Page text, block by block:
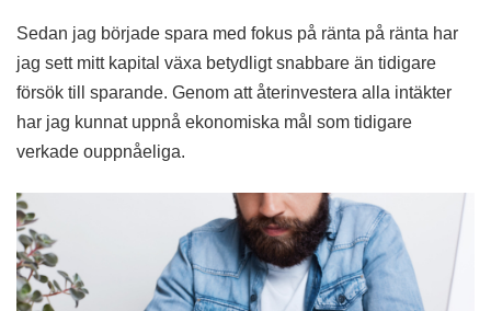
Sedan jag började spara med fokus på ränta på ränta har
jag sett mitt kapital växa betydligt snabbare än tidigare
försök till sparande. Genom att återinvestera alla intäkter
har jag kunnat uppnå ekonomiska mål som tidigare
verkade ouppnåeliga.